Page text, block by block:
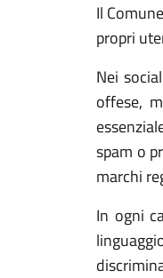
Il
propri
Nei
offese,
spam o
marchi
In ogni